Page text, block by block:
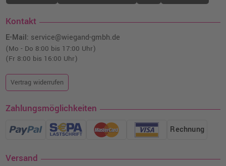
Kontakt
E-Mail: service@wiegand-gmbh.de
(Mo - Do 8:00 bis 17:00 Uhr)
(Fr 8:00 bis 16:00 Uhr)
Vertrag widerrufen
Zahlungsmöglichkeiten
Rechnung
Versand